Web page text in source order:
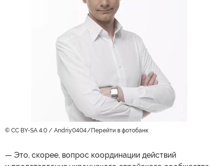
© CC BY-SA 4.0 / Andriy0404 Перейти в фотобанк
— Это, скорее, вопрос координации действий